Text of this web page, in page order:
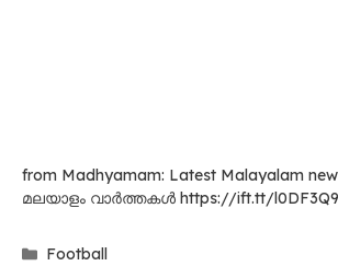
from Madhyamam: Latest Malayalam
മലയാളം വാർത്തകൾ https://ift.tt/l0DF3Q9
Categories
Football